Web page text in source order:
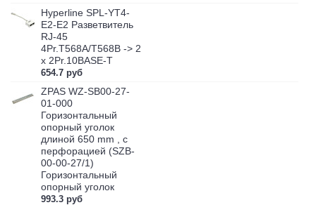
Hyperline SPL-YT4-
E2-E2 Разветвитель
RJ-45
4Pr.T568A/T568B -> 2
x 2Pr.10BASE-T
654.7 руб
ZPAS WZ-SB00-27-
01-000
Горизонтальный
опорный уголок
длиной 650 mm , с
перфорацией (SZB-
00-00-27/1)
Горизонтальный
опорный уголок
993.3 руб